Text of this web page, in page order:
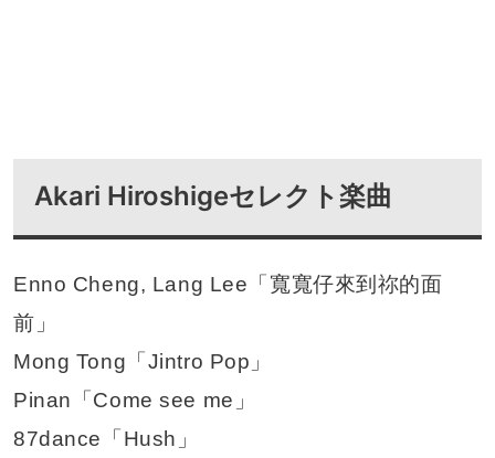
Akari Hiroshigeセレクト楽曲
Enno Cheng, Lang Lee「寬寬仔來到祢的面
前」
Mong Tong「Jintro Pop」
Pinan「Come see me」
87dance「Hush」